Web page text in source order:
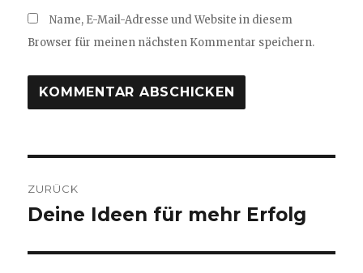
Name, E-Mail-Adresse und Website in diesem
Browser für meinen nächsten Kommentar speichern.
ZURÜCK
Vorheriger
Deine Ideen für mehr Erfolg